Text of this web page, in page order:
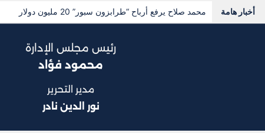
أخبار هامة
نواب يفتحون ملف خطوط المحمول المسجلة دون علم أصحابها
رئيس مجلس الإدارة
محمود فؤاد
مدير التحرير
نور الدين نادر